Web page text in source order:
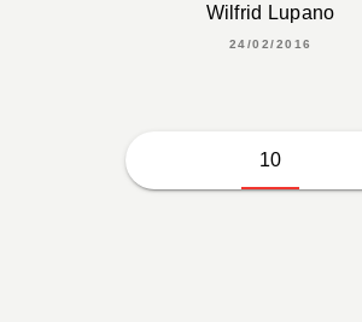
Wilfrid Lupano
24/02/2016
10